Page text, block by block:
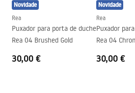
Regulação de pressão
Sim
Sistema Anti-Calc
Technologia powłoki
PVD
Distância entre ligações
150
Instruções de montagem
shower_set.pdf
Novidade
Rea
Puxador para porta de duche
Rea 04 Brushed Gold
30,00 €
Novidade
Rea
Puxador
Rea 04
30,00 €